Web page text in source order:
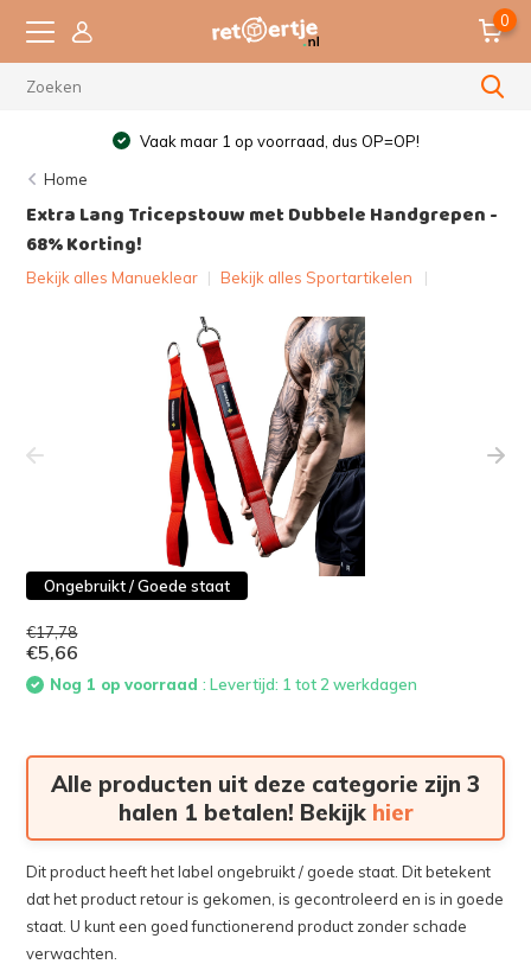
0
Vaak maar 1 op voorraad, dus OP=OP!
Home
Extra Lang Tricepstouw met Dubbele Handgrepen -
68% Korting!
Bekijk alles Manueklear | Bekijk alles Sportartikelen
Ongebruikt / Goede staat
€17,78
€5,66
Nog 1 op voorraad: Levertijd: 1 tot 2 werkdagen
Alle producten uit deze categorie zijn 3
halen 1 betalen! Bekijk hier
Dit product heeft het label ongebruikt / goede staat. Dit betekent
dat het product retour is gekomen, is gecontroleerd en is in goede
staat. U kunt een goed functionerend product zonder schade
verwachten.